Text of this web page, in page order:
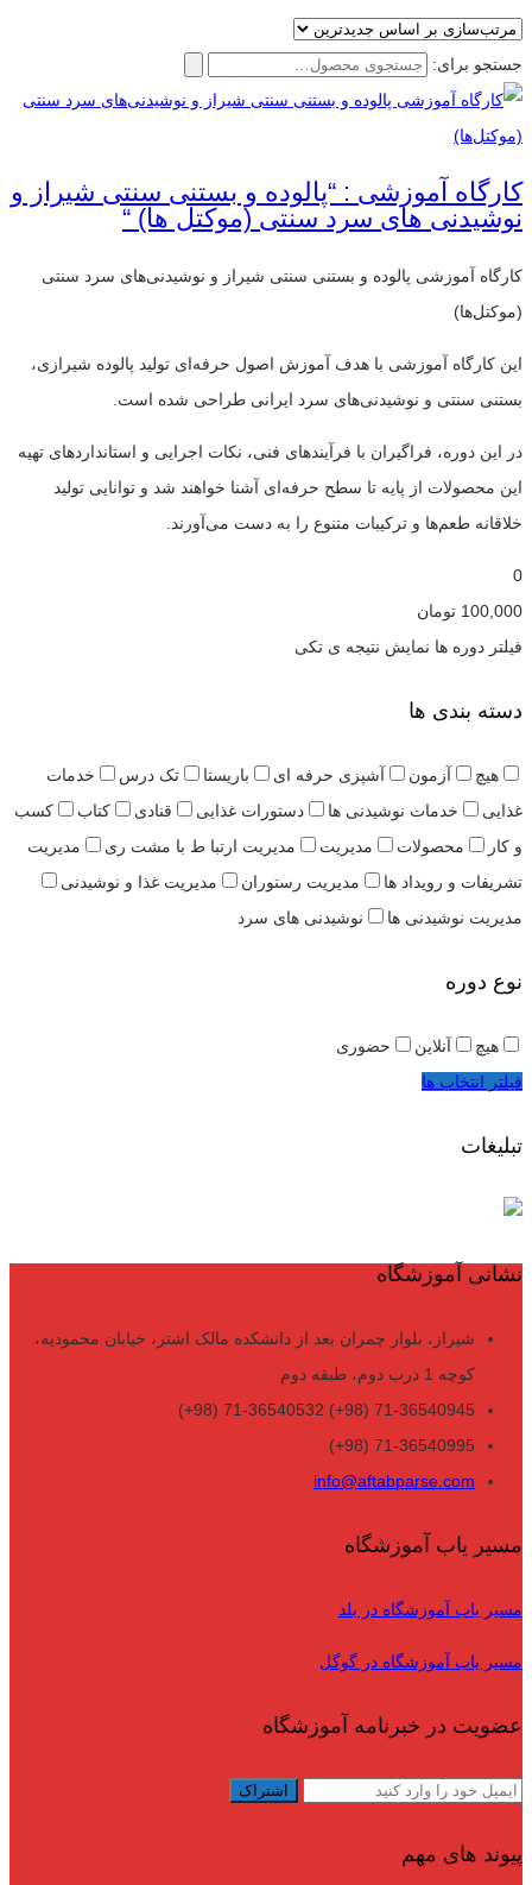
جستجو برای:
کارگاه آموزشی : “پالوده و بستنی سنتی شیراز و
نوشیدنی های سرد سنتی (موکتل ها) “
کارگاه آموزشی پالوده و بستنی سنتی شیراز و نوشیدنی‌های سرد سنتی
(موکتل‌ها)
این کارگاه آموزشی با هدف آموزش اصول حرفه‌ای تولید پالوده شیرازی،
بستنی سنتی و نوشیدنی‌های سرد ایرانی طراحی شده است.
در این دوره، فراگیران با فرآیندهای فنی، نکات اجرایی و استانداردهای تهیه
این محصولات از پایه تا سطح حرفه‌ای آشنا خواهند شد و توانایی تولید
خلاقانه طعم‌ها و ترکیبات متنوع را به دست می‌آورند.
0
100,000 تومان
فیلتر دوره ها نمایش نتیجه ی تکی
دسته بندی ها
هیچ آزمون آشپزی حرفه ای باریستا تک درس
خدمات
غذایی
خدمات نوشیدنی ها دستورات غذایی قنادی کتاب
کسب
و کار
محصولات مدیریت مدیریت ارتبا ط با مشت ری
مدیریت
تشریفات و رویداد ها
مدیریت رستوران
مدیریت غذا و نوشیدنی
مدیریت نوشیدنی ها
نوشیدنی های سرد
نوع دوره
هیچ آنلاین
حضوری
فیلتر انتخاب ها
تبلیغات
نشانی آموزشگاه
شیراز، بلوار چمران بعد از دانشکده مالک اشتر، خیابان محمودیه،
کوچه 1 درب دوم، طبقه دوم
71-36540945 (98+) 71-36540532 (98+)
71-36540995 (98+)
info@aftabparse.com
مسیر یاب آموزشگاه
مسیر یاب آموزشگاه در بلد
مسیر یاب آموزشگاه در گوگل
عضویت در خبرنامه آموزشگاه
پیوند های مهم